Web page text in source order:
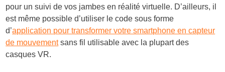
pour un suivi de vos jambes en réalité virtuelle. D’ailleurs, il
est même possible d’utiliser le code sous forme
d’application pour transformer votre smartphone en capteur
de mouvementsans fil utilisable avec la plupart des
casques VR.